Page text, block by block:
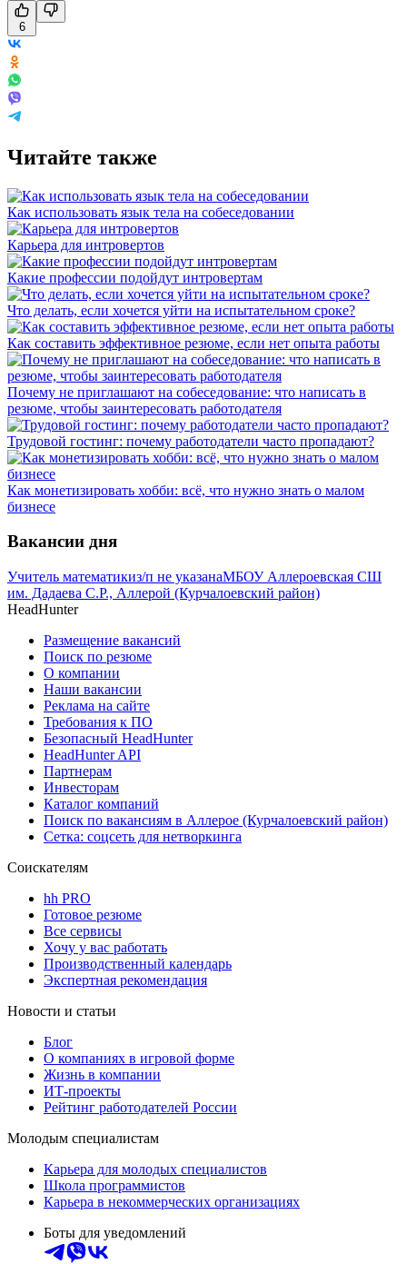
6
Читайте также
Как использовать язык тела на собеседовании
Карьера для интровертов
Какие профессии подойдут интровертам
Что делать, если хочется уйти на испытательном сроке?
Как составить эффективное резюме, если нет опыта работы
Почему не приглашают на собеседование: что написать в
резюме, чтобы заинтересовать работодателя
Трудовой гостинг: почему работодатели часто пропадают?
Как монетизировать хобби: всё, что нужно знать о малом
бизнесе
Вакансии дня
Учитель математикиз/п не указанаМБОУ Аллероевская СШ
им. Дадаева С.Р., Аллерой (Курчалоевский район)
HeadHunter
Размещение вакансий
Поиск по резюме
О компании
Наши вакансии
Реклама на сайте
Требования к ПО
Безопасный HeadHunter
HeadHunter API
Партнерам
Инвесторам
Каталог компаний
Поиск по вакансиям в Аллерое (Курчалоевский район)
Сетка: соцсеть для нетворкинга
Соискателям
hh PRO
Готовое резюме
Все сервисы
Хочу у вас работать
Производственный календарь
Экспертная рекомендация
Новости и статьи
Блог
О компаниях в игровой форме
Жизнь в компании
ИТ-проекты
Рейтинг работодателей России
Молодым специалистам
Карьера для молодых специалистов
Школа программистов
Карьера в некоммерческих организациях
Боты для уведомлений